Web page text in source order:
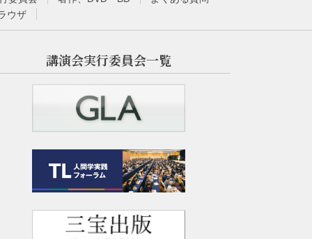
ウザ
講演会実行委員会一覧